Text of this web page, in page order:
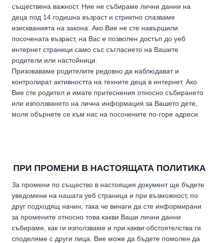
съществена важност. Ние не събираме лични данни на
деца под 14 годишна възраст и стриктно спазваме
изискванията на закона. Ако Вие не сте навършили
посочената възраст, на Вас е позволен достъп до уеб
интернет страници само със съгласието на Вашите
родители или настойници.
Призоваваме родителите редовно да наблюдават и
контролират активността на техните деца в интернет. Ако
Вие сте родител и имате притеснения относно събирането
или използването на лична информация за Вашето дете,
моля обърнете се към нас на посочените по-горе адреси.
ПРИ ПРОМЕНИ В НАСТОЯЩАТА ПОЛИТИКА
За промени по същество в настоящия документ ще бъдете
уведомени на нашата уеб страница и при възможност, по
друг подходящ начин, така че винаги да сте информирани
за промените относно това какви Ваши лични данни
събираме, как ги използваме и при какви обстоятелства ги
споделяме с други лица. Вие може да бъдете помолен да